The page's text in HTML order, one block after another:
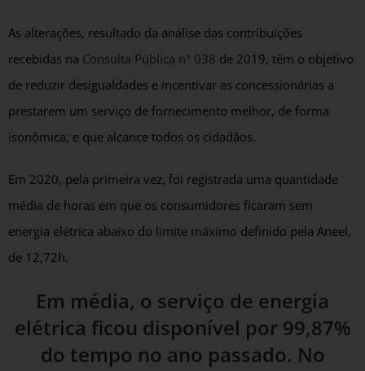
As alterações, resultado da análise das contribuições
recebidas na Consulta Pública nº 038 de 2019, têm o objetivo
de reduzir desigualdades e incentivar as concessionárias a
prestarem um serviço de fornecimento melhor, de forma
isonômica, e que alcance todos os cidadãos.
Em 2020, pela primeira vez, foi registrada uma quantidade
média de horas em que os consumidores ficaram sem
energia elétrica abaixo do limite máximo definido pela Aneel,
de 12,72h.
Em média, o serviço de energia
elétrica ficou disponível por 99,87%
do tempo no ano passado. No